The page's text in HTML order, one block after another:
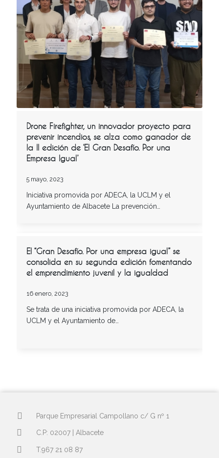
Drone Firefighter, un innovador proyecto para
prevenir incendios, se alza como ganador de
la II edición de ‘El Gran Desafío. Por una
Empresa Igual’
5 mayo, 2023
Iniciativa promovida por ADECA, la UCLM y el
Ayuntamiento de Albacete La prevención…
El “Gran Desafío. Por una empresa igual” se
consolida en su segunda edición fomentando
el emprendimiento juvenil y la igualdad
16 enero, 2023
Se trata de una iniciativa promovida por ADECA, la
UCLM y el Ayuntamiento de…
Parque Empresarial Campollano c/ G nº 1
C.P: 02007 | Albacete
T.967 21 08 87